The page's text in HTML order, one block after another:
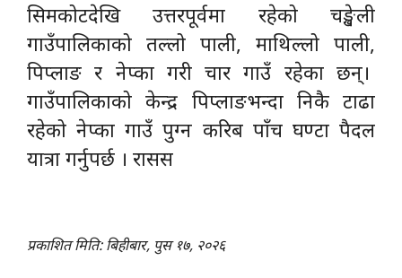
सिमकोटदेखि उत्तरपूर्वमा रहेको चङ्खेली
गाउँपालिकाको तल्लो पाली, माथिल्लो पाली,
पिप्लाङ र नेप्का गरी चार गाउँ रहेका छन्।
गाउँपालिकाको केन्द्र पिप्लाङभन्दा निकै टाढा
रहेको नेप्का गाउँ पुग्न करिब पाँच घण्टा पैदल
यात्रा गर्नुपर्छ । रासस
प्रकाशित मिति: बिहीबार, पुस १७, २०२६